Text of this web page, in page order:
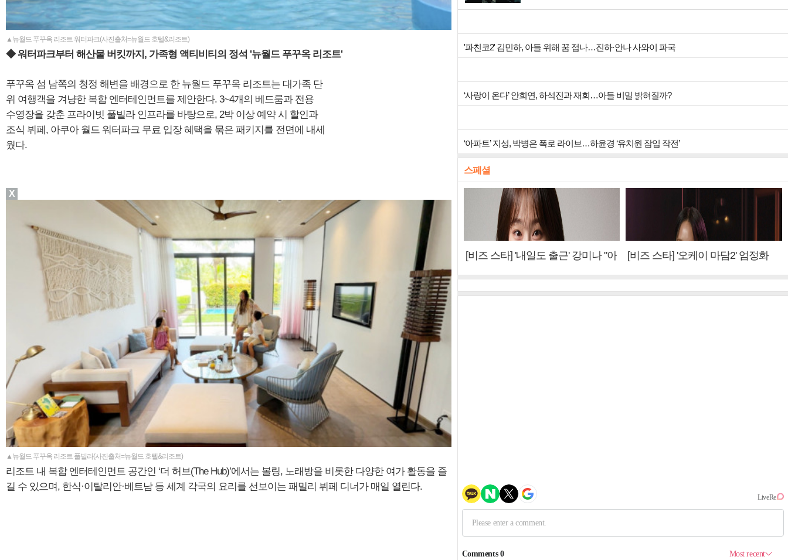
▲뉴월드 푸꾸옥 리조트 워터파크(사진출처=뉴월드 호텔&리조트)
◆ 워터파크부터 해산물 버킷까지, 가족형 액티비티의 정석 '뉴월드 푸꾸옥 리조트'
푸꾸옥 섬 남쪽의 청정 해변을 배경으로 한 뉴월드 푸꾸옥 리조트는 대가족 단
위 여행객을 겨냥한 복합 엔터테인먼트를 제안한다. 3~4개의 베드룸과 전용
수영장을 갖춘 프라이빗 풀빌라 인프라를 바탕으로, 2박 이상 예약 시 할인과
조식 뷔페, 아쿠아 월드 워터파크 무료 입장 혜택을 묶은 패키지를 전면에 내세
웠다.
▲뉴월드 푸꾸옥 리조트 풀빌라(사진출처=뉴월드 호텔&리조트)
리조트 내 복합 엔터테인먼트 공간인 ‘더 허브(The Hub)’에서는 볼링, 노래방을 비롯한 다양한 여가 활동을 즐
길 수 있으며, 한식·이탈리안·베트남 등 세계 각국의 요리를 선보이는 패밀리 뷔페 디너가 매일 열린다.
'파친코2' 김민하, 아들 위해 꿈 접나…진하·안나 사와이 파국
‘사랑이 온다’ 안희연, 하석진과 재회…아들 비밀 밝혀질까?
‘아파트’ 지성, 박병은 폭로 라이브…하윤경 ‘유치원 잠입 작전’
스페셜
[비즈 스타] '내일도 출근' 강미나 "아
[비즈 스타] '오케이 마담2' 엄정화
X